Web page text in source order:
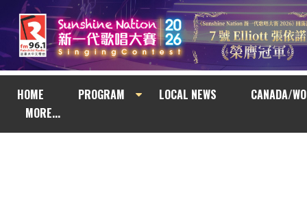
HOME PROGRAM LOCAL NEWS
CANADA/
MORE...